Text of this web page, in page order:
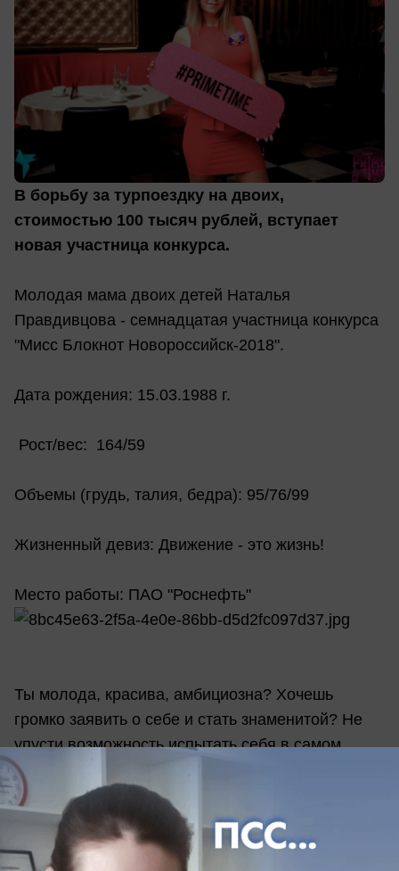
В борьбу за турпоездку на двоих,
стоимостью 100 тысяч рублей, вступает
новая участница конкурса.
Молодая мама двоих детей Наталья
Правдивцова - семнадцатая участница конкурса
"Мисс Блокнот Новороссийск-2018".
Дата рождения: 15.03.1988 г.
Рост/вес: 164/59
Объемы (грудь, талия, бедра): 95/76/99
Жизненный девиз: Движение - это жизнь!
Место работы: ПАО "Роснефть"
Ты молода, красива, амбициозна? Хочешь
громко заявить о себе и стать знаменитой? Не
упусти возможность испытать себя в самом
масштабном и ярком конкурсе этого лета –
«Мисс Блокнот Новороссийск-2018»!
И, самое интересное! Главный приз конкурса -
путешествие на двоих стоимостью 100 тыс. руб.